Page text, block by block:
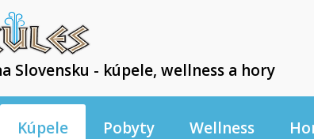
Slovensku - kúpele, wellness a hory
Kúpele Pobyty Wellness